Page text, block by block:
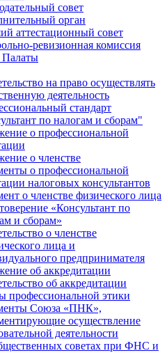
совет
орган
аттестационный совет
ревизионная комиссия
на право осуществлять
деятельность
стандарт
по налогам и сборам"
о профессиональной
о членстве
о профессиональной
налоговых консультантов
о членстве физического лица
«Консультант по
и сборам»
о членстве
лица и
предпринимателя
об аккредитации
об аккредитации
профессиональной этики
Союза «ПНК»,
осуществление
деятельности
советах при ФНС и